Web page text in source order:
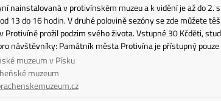
nainstalovaná v protivínském muzeu a k vidění je až do 2.
13 do 16 hodin. V druhé polovině sezóny se zde můžete
Protivíně prožil podzim svého života. Vstupné 30 Kčděti,
návštěvníky: Památník města Protivína je přístupný
muzeum v Písku
muzeum